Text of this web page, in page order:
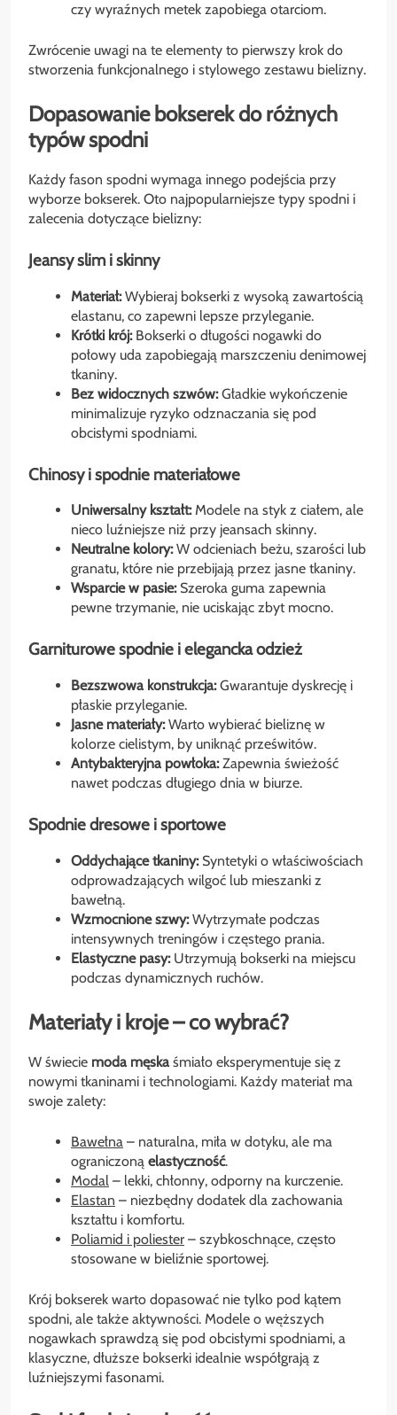
czy wyraźnych metek zapobiega otarciom.
Zwrócenie uwagi na te elementy to pierwszy krok do
stworzenia funkcjonalnego i stylowego zestawu bielizny.
Dopasowanie bokserek do różnych
typów spodni
Każdy fason spodni wymaga innego podejścia przy
wyborze bokserek. Oto najpopularniejsze typy spodni i
zalecenia dotyczące bielizny:
Jeansy slim i skinny
Materiał:Wybieraj bokserki z wysoką zawartością
elastanu, co zapewni lepsze przyleganie.
Krótki krój:Bokserki o długości nogawki do
połowy uda zapobiegają marszczeniu denimowej
tkaniny.
Bez widocznych szwów:Gładkie wykończenie
minimalizuje ryzyko odznaczania się pod
obcisłymi spodniami.
Chinosy i spodnie materiałowe
Uniwersalny kształt:Modele na styk z ciałem, ale
nieco luźniejsze niż przy jeansach skinny.
Neutralne kolory:W odcieniach beżu, szarości lub
granatu, które nie przebijają przez jasne tkaniny.
Wsparcie w pasie:Szeroka guma zapewnia
pewne trzymanie, nie uciskając zbyt mocno.
Garniturowe spodnie i elegancka odzież
Bezszwowa konstrukcja:Gwarantuje dyskrecję i
płaskie przyleganie.
Jasne materiały:Warto wybierać bieliznę w
kolorze cielistym, by uniknąć prześwitów.
Antybakteryjna powłoka:Zapewnia świeżość
nawet podczas długiego dnia w biurze.
Spodnie dresowe i sportowe
Oddychające tkaniny:Syntetyki o właściwościach
odprowadzających wilgoć lub mieszanki z
bawełną.
Wzmocnione szwy:Wytrzymałe podczas
intensywnych treningów i częstego prania.
Elastyczne pasy:Utrzymują bokserki na miejscu
podczas dynamicznych ruchów.
Materiały i kroje – co wybrać?
W świecie moda męskaśmiało eksperymentuje się z
nowymi tkaninami i technologiami. Każdy materiał ma
swoje zalety:
Bawełna – naturalna, miła w dotyku, ale ma
ograniczoną elastyczność.
Modal – lekki, chłonny, odporny na kurczenie.
Elastan – niezbędny dodatek dla zachowania
kształtu i komfortu.
Poliamid i poliester – szybkoschnące, często
stosowane w bieliźnie sportowej.
Krój bokserek warto dopasować nie tylko pod kątem
spodni, ale także aktywności. Modele o węższych
nogawkach sprawdzą się pod obcisłymi spodniami, a
klasyczne, dłuższe bokserki idealnie współgrają z
luźniejszymi fasonami.